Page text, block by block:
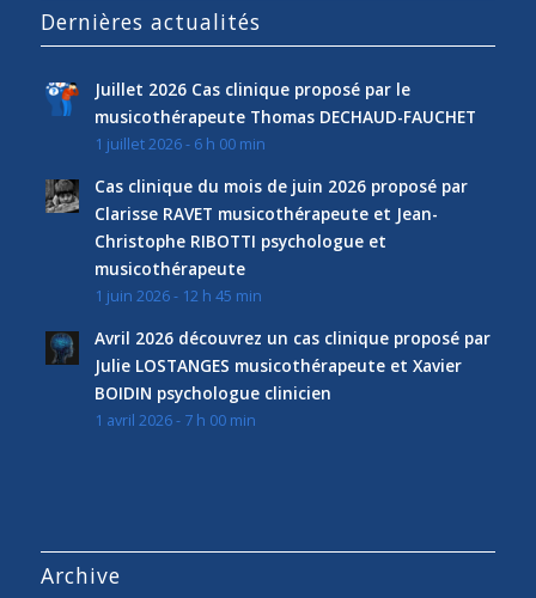
Dernières actualités
Juillet 2026 Cas clinique proposé par le
musicothérapeute Thomas DECHAUD-FAUCHET
1 juillet 2026 - 6 h 00 min
Cas clinique du mois de juin 2026 proposé par
Clarisse RAVET musicothérapeute et Jean-
Christophe RIBOTTI psychologue et
musicothérapeute
1 juin 2026 - 12 h 45 min
Avril 2026 découvrez un cas clinique proposé par
Julie LOSTANGES musicothérapeute et Xavier
BOIDIN psychologue clinicien
1 avril 2026 - 7 h 00 min
Archive